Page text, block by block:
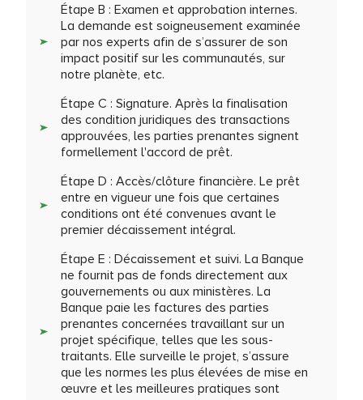
Étape B : Examen et approbation internes.
La demande est soigneusement examinée
par nos experts afin de s’assurer de son
impact positif sur les communautés, sur
notre planète, etc.
Étape C : Signature. Après la finalisation
des condition juridiques des transactions
approuvées, les parties prenantes signent
formellement l'accord de prêt.
Étape D : Accès/clôture financière. Le prêt
entre en vigueur une fois que certaines
conditions ont été convenues avant le
premier décaissement intégral.
Étape E : Décaissement et suivi. La Banque
ne fournit pas de fonds directement aux
gouvernements ou aux ministères. La
Banque paie les factures des parties
prenantes concernées travaillant sur un
projet spécifique, telles que les sous-
traitants. Elle surveille le projet, s’assure
que les normes les plus élevées de mise en
œuvre et les meilleures pratiques sont